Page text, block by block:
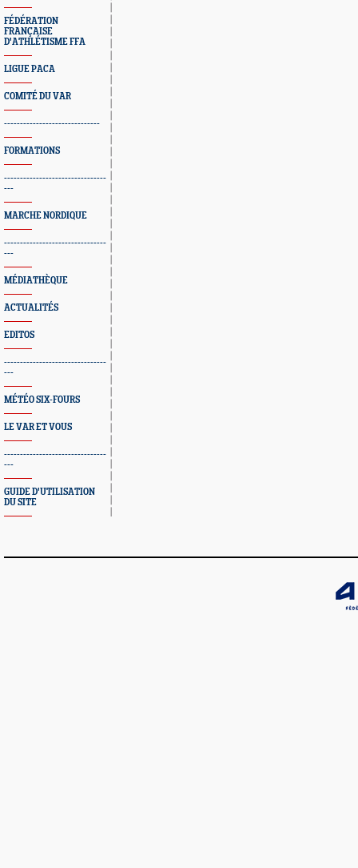
FÉDÉRATION
FRANÇAISE
D'ATHLÉTISME FFA
LIGUE PACA
COMITÉ DU VAR
------------------------------
FORMATIONS
--------------------------------
---
MARCHE NORDIQUE
--------------------------------
---
MÉDIATHÈQUE
ACTUALITÉS
EDITOS
--------------------------------
---
MÉTÉO SIX-FOURS
LE VAR ET VOUS
--------------------------------
---
GUIDE D'UTILISATION
DU SITE